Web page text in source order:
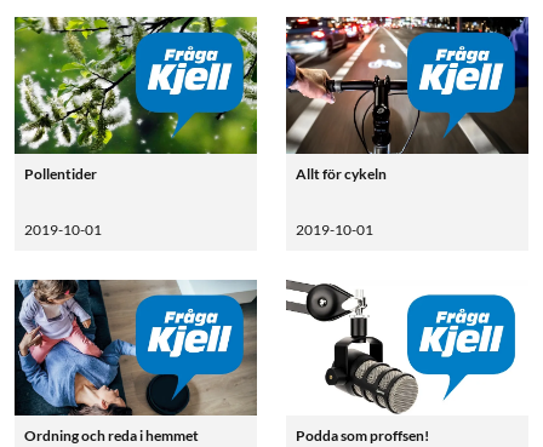
Pollentider
2019-10-01
Allt för cykeln
2019-10-01
Ordning och reda i hemmet Podda som proffsen!